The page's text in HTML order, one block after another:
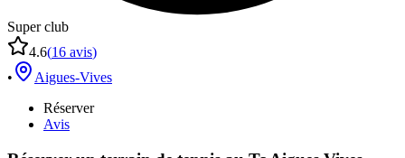
Super club
4.6(16 avis)
•
Aigues-Vives
Réserver
Avis